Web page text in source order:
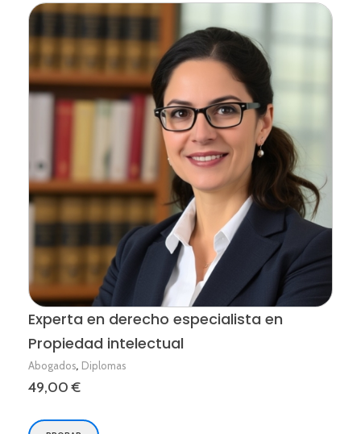
Experta en derecho especialista en
Propiedad intelectual
Abogados, Diplomas
49,00€